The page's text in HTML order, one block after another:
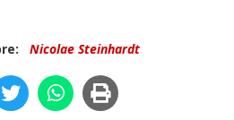
Nicolae Steinhardt